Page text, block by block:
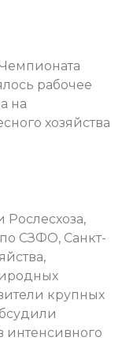
рабочее
на
хозяйства
по СЗФО, Санкт-
крупных
интенсивного